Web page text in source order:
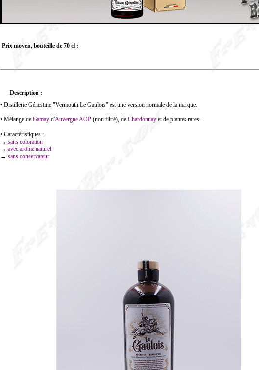
Prix moyen, bouteille de 70 cl :
Description :
• Distillerie Génestine "Vermouth Le Gaulois" est une version normale de la marque.
• Mélange de Gamay d'AuvergneAOP (non filtré), de Chardonnay et de plantes rares.
• Caractéristiques :
→ sans coloration
→ avec arôme naturel
→ sans conservateur